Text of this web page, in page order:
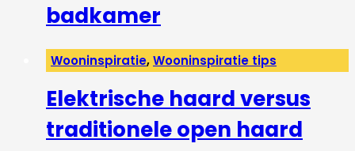
badkamer
Wooninspiratie,Wooninspiratie tips
Elektrische haard versus
traditionele open haard